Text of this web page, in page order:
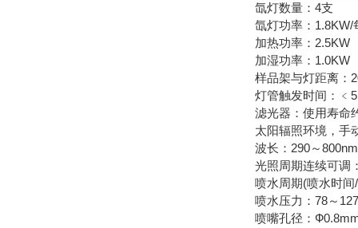
氙灯数量：4支
氙灯功率：1.8KW/
加热功率：2.5KW
加湿功率：1.0KW
样品架与灯距离：
灯管触发时间：
滤光器：使用寿命
太阳辐照环境，手
波长：290～800nm
光照周期连续可调
喷水周期(喷水时
喷水压力：78～
喷嘴孔径：